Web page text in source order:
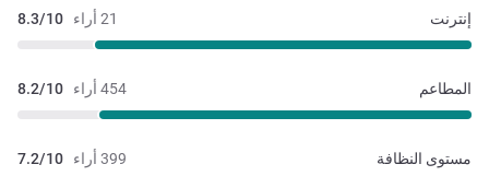
21 أراء 8.3/10 إنترنت
454 أراء 8.2/10 المطاعم
399 أراء 7.2/10 مستوى النظافة